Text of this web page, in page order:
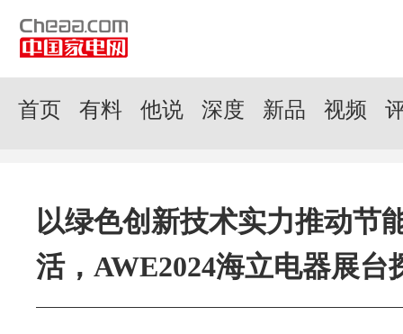
首页 有料 他说 深度 新品 视频
以绿色创新技术实力推动节
活，AWE2024海立电器展台